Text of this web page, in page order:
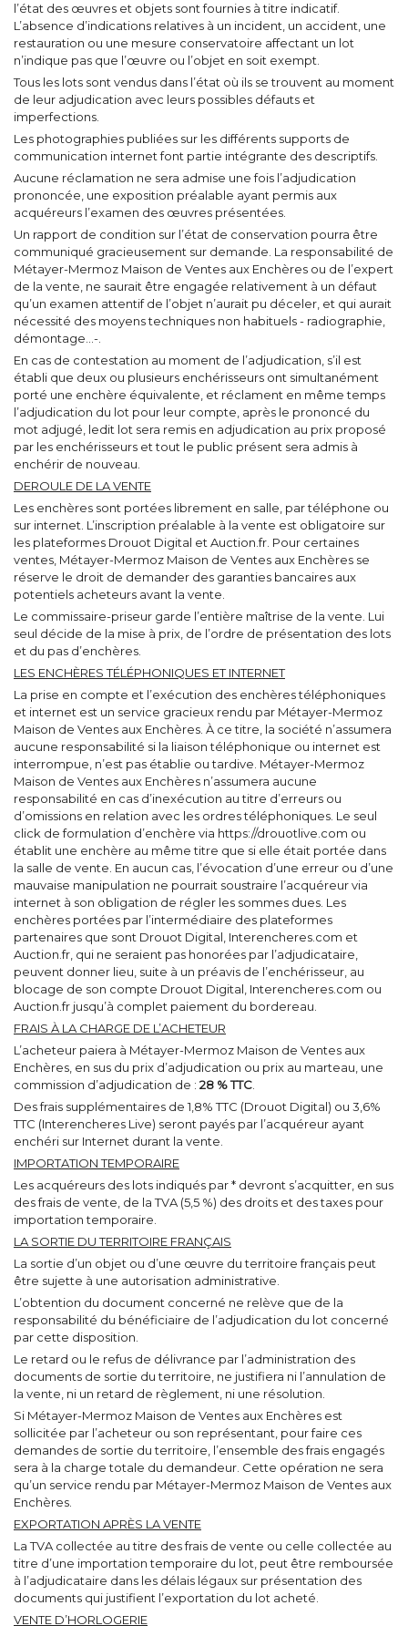
l’état des œuvres et objets sont fournies à titre indicatif.
L’absence d’indications relatives à un incident, un accident, une
restauration ou une mesure conservatoire affectant un lot
n’indique pas que l’œuvre ou l’objet en soit exempt.
Tous les lots sont vendus dans l’état où ils se trouvent au moment
de leur adjudication avec leurs possibles défauts et
imperfections.
Les photographies publiées sur les différents supports de
communication internet font partie intégrante des descriptifs.
Aucune réclamation ne sera admise une fois l’adjudication
prononcée, une exposition préalable ayant permis aux
acquéreurs l’examen des œuvres présentées.
Un rapport de condition sur l’état de conservation pourra être
communiqué gracieusement sur demande. La responsabilité de
Métayer-Mermoz Maison de Ventes aux Enchères ou de l’expert
de la vente, ne saurait être engagée relativement à un défaut
qu’un examen attentif de l’objet n’aurait pu déceler, et qui aurait
nécessité des moyens techniques non habituels - radiographie,
démontage…-.
En cas de contestation au moment de l’adjudication, s’il est
établi que deux ou plusieurs enchérisseurs ont simultanément
porté une enchère équivalente, et réclament en même temps
l’adjudication du lot pour leur compte, après le prononcé du
mot adjugé, ledit lot sera remis en adjudication au prix proposé
par les enchérisseurs et tout le public présent sera admis à
enchérir de nouveau.
DEROULE DE LA VENTE
Les enchères sont portées librement en salle, par téléphone ou
sur internet. L’inscription préalable à la vente est obligatoire sur
les plateformes Drouot Digital et Auction.fr. Pour certaines
ventes, Métayer-Mermoz Maison de Ventes aux Enchères se
réserve le droit de demander des garanties bancaires aux
potentiels acheteurs avant la vente.
Le commissaire-priseur garde l’entière maîtrise de la vente. Lui
seul décide de la mise à prix, de l’ordre de présentation des lots
et du pas d’enchères.
LES ENCHÈRES TÉLÉPHONIQUES ET INTERNET
La prise en compte et l’exécution des enchères téléphoniques
et internet est un service gracieux rendu par Métayer-Mermoz
Maison de Ventes aux Enchères. À ce titre, la société n’assumera
aucune responsabilité si la liaison téléphonique ou internet est
interrompue, n’est pas établie ou tardive. Métayer-Mermoz
Maison de Ventes aux Enchères n’assumera aucune
responsabilité en cas d’inexécution au titre d’erreurs ou
d’omissions en relation avec les ordres téléphoniques. Le seul
click de formulation d’enchère via https://drouotlive.com ou
établit une enchère au même titre que si elle était portée dans
la salle de vente. En aucun cas, l’évocation d’une erreur ou d’une
mauvaise manipulation ne pourrait soustraire l’acquéreur via
internet à son obligation de régler les sommes dues. Les
enchères portées par l’intermédiaire des plateformes
partenaires que sont Drouot Digital, Interencheres.com et
Auction.fr, qui ne seraient pas honorées par l’adjudicataire,
peuvent donner lieu, suite à un préavis de l’enchérisseur, au
blocage de son compte Drouot Digital, Interencheres.com ou
Auction.fr jusqu’à complet paiement du bordereau.
FRAIS À LA CHARGE DE L’ACHETEUR
L’acheteur paiera à Métayer-Mermoz Maison de Ventes aux
Enchères, en sus du prix d’adjudication ou prix au marteau, une
commission d’adjudication de : 28 % TTC.
Des frais supplémentaires de 1,8% TTC (Drouot Digital) ou 3,6%
TTC (Interencheres Live) seront payés par l’acquéreur ayant
enchéri sur Internet durant la vente.
IMPORTATION TEMPORAIRE
Les acquéreurs des lots indiqués par * devront s’acquitter, en sus
des frais de vente, de la TVA (5,5 %) des droits et des taxes pour
importation temporaire.
LA SORTIE DU TERRITOIRE FRANÇAIS
La sortie d’un objet ou d’une œuvre du territoire français peut
être sujette à une autorisation administrative.
L’obtention du document concerné ne relève que de la
responsabilité du bénéficiaire de l’adjudication du lot concerné
par cette disposition.
Le retard ou le refus de délivrance par l’administration des
documents de sortie du territoire, ne justifiera ni l’annulation de
la vente, ni un retard de règlement, ni une résolution.
Si Métayer-Mermoz Maison de Ventes aux Enchères est
sollicitée par l’acheteur ou son représentant, pour faire ces
demandes de sortie du territoire, l’ensemble des frais engagés
sera à la charge totale du demandeur. Cette opération ne sera
qu’un service rendu par Métayer-Mermoz Maison de Ventes aux
Enchères.
EXPORTATION APRÈS LA VENTE
La TVA collectée au titre des frais de vente ou celle collectée au
titre d’une importation temporaire du lot, peut être remboursée
à l’adjudicataire dans les délais légaux sur présentation des
documents qui justifient l’exportation du lot acheté.
VENTE D’HORLOGERIE